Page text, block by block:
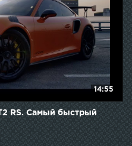
14:55
RS. Самый быстрый